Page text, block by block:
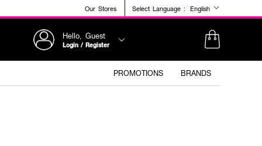
Our Stores Select Language : English
Hello, Guest
Login / Register
PROMOTIONS BRANDS